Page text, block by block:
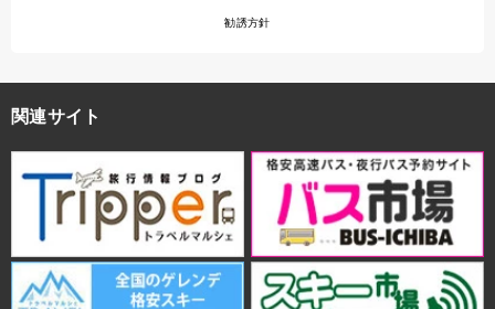
勧誘方針
関連サイト